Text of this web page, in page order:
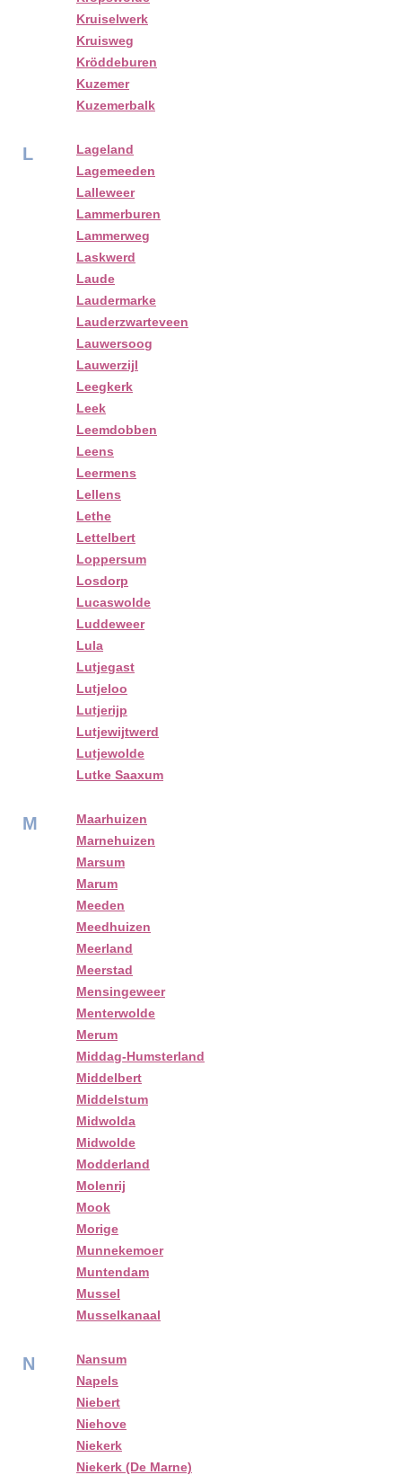
Kruiselwerk
Kruisweg
Kröddeburen
Kuzemer
Kuzemerbalk
L
Lageland
Lagemeeden
Lalleweer
Lammerburen
Lammerweg
Laskwerd
Laude
Laudermarke
Lauderzwarteveen
Lauwersoog
Lauwerzijl
Leegkerk
Leek
Leemdobben
Leens
Leermens
Lellens
Lethe
Lettelbert
Loppersum
Losdorp
Lucaswolde
Luddeweer
Lula
Lutjegast
Lutjeloo
Lutjerijp
Lutjewijtwerd
Lutjewolde
Lutke Saaxum
M
Maarhuizen
Marnehuizen
Marsum
Marum
Meeden
Meedhuizen
Meerland
Meerstad
Mensingeweer
Menterwolde
Merum
Middag-Humsterland
Middelbert
Middelstum
Midwolda
Midwolde
Modderland
Molenrij
Mook
Morige
Munnekemoer
Muntendam
Mussel
Musselkanaal
N
Nansum
Napels
Niebert
Niehove
Niekerk
Niekerk (De Marne)